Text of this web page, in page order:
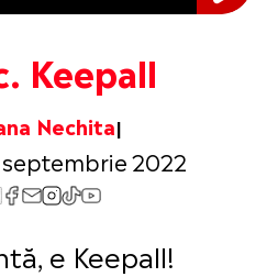
Keepall
Nechita
2022
e Keepall!